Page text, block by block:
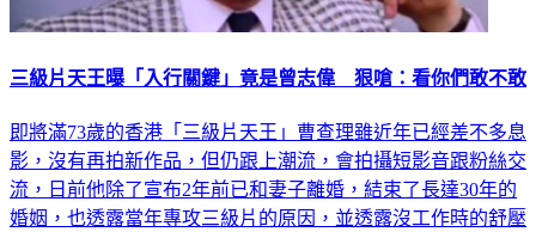
即將滿73歲的香港「三級片天王」曹查理雖近年已經差不多息
影，沒有再拍新作品，但仍跟上潮流，會拍攝短影音跟粉絲交
流，日前他除了宣布2年前已和妻子離婚，結束了長達30年的